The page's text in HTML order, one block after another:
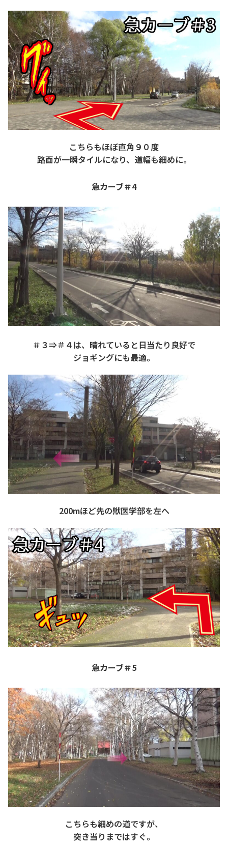
こちらもほぼ直角９０度
路面が一瞬タイルになり、道幅も細めに。
急カーブ＃4
＃３⇒＃４は、晴れていると日当たり良好で
ジョギングにも最適。
200mほど先の獣医学部を左へ
急カーブ＃5
こちらも細めの道ですが、
突き当りまではすぐ。